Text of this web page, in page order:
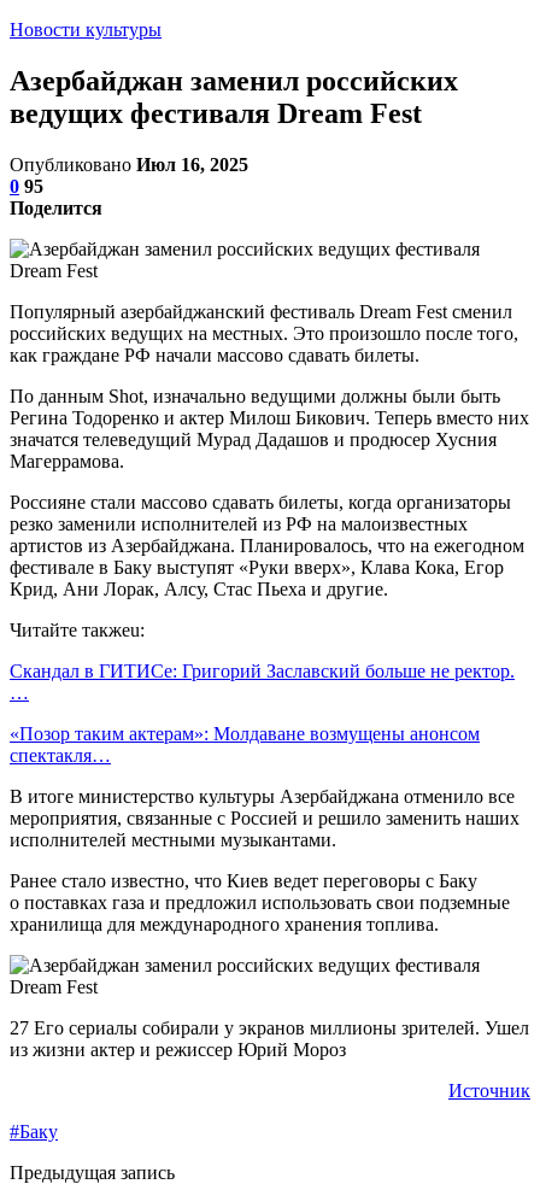
Новости культуры
Азербайджан заменил российских
ведущих фестиваля Dream Fest
Опубликовано Июл 16, 2025
0 95
Поделится
Популярный азербайджанский фестиваль Dream Fest сменил
российских ведущих на местных. Это произошло после того,
как граждане РФ начали массово сдавать билеты.
По данным Shot, изначально ведущими должны были быть
Регина Тодоренко и актер Милош Бикович. Теперь вместо них
значатся телеведущий Мурад Дадашов и продюсер Хусния
Магеррамова.
Россияне стали массово сдавать билеты, когда организаторы
резко заменили исполнителей из РФ на малоизвестных
артистов из Азербайджана. Планировалось, что на ежегодном
фестивале в Баку выступят «Руки вверх», Клава Кока, Егор
Крид, Ани Лорак, Алсу, Стас Пьеха и другие.
Читайте такжеu:
Скандал в ГИТИСе: Григорий Заславский больше не ректор.
…
«Позор таким актерам»: Молдаване возмущены анонсом
спектакля…
В итоге министерство культуры Азербайджана отменило все
мероприятия, связанные с Россией и решило заменить наших
исполнителей местными музыкантами.
Ранее стало известно, что Киев ведет переговоры с Баку
о поставках газа и предложил использовать свои подземные
хранилища для международного хранения топлива.
27 Его сериалы собирали у экранов миллионы зрителей. Ушел
из жизни актер и режиссер Юрий Мороз
Источник
#Баку
Предыдущая запись